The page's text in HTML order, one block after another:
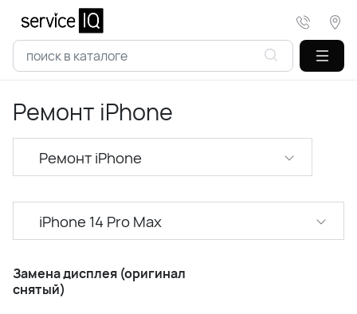
Ремонт iPhone
Ремонт iPhone
iPhone 17 Pro
iPhone 14 Pro Max
Замена дисплея (оригинал
снятый)